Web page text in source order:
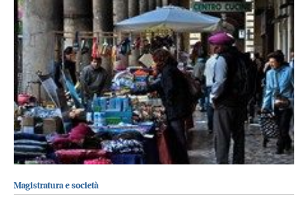
Magistratura e società